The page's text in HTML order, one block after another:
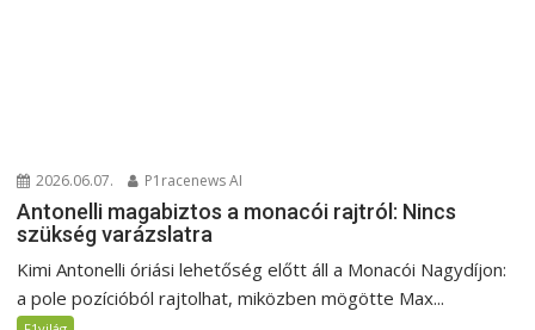
2026.06.07. P1racenews AI
Antonelli magabiztos a monacói rajtról: Nincs
szükség varázslatra
Kimi Antonelli óriási lehetőség előtt áll a Monacói Nagydíjon:
a pole pozícióból rajtolhat, miközben mögötte Max...